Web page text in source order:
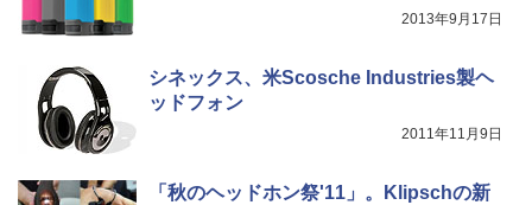
2013年9月17日
シネックス、米Scosche Industries製ヘ
ッドフォン
2011年11月9日
「秋のヘッドホン祭'11」。Klipschの新